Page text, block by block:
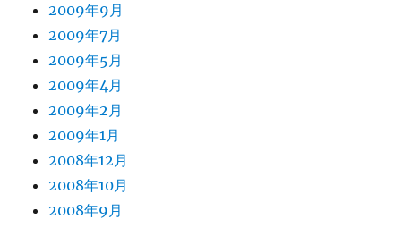
2009年9月
2009年7月
2009年5月
2009年4月
2009年2月
2009年1月
2008年12月
2008年10月
2008年9月